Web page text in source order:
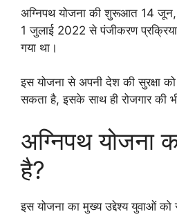
अग्निपथ योजना की शुरूआत 14
1 जुलाई 2022 से पंजीकरण
गया था।
इस योजना से अपनी देश की सुरक्षा
सकता है, इसके साथ ही रोजगार की
अग्निपथ योजना
है?
इस योजना का मुख्य उद्देश्य युवाओं को